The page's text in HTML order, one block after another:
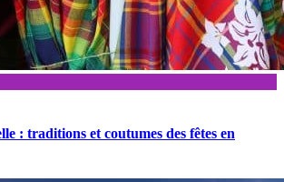
: traditions et coutumes des fêtes en